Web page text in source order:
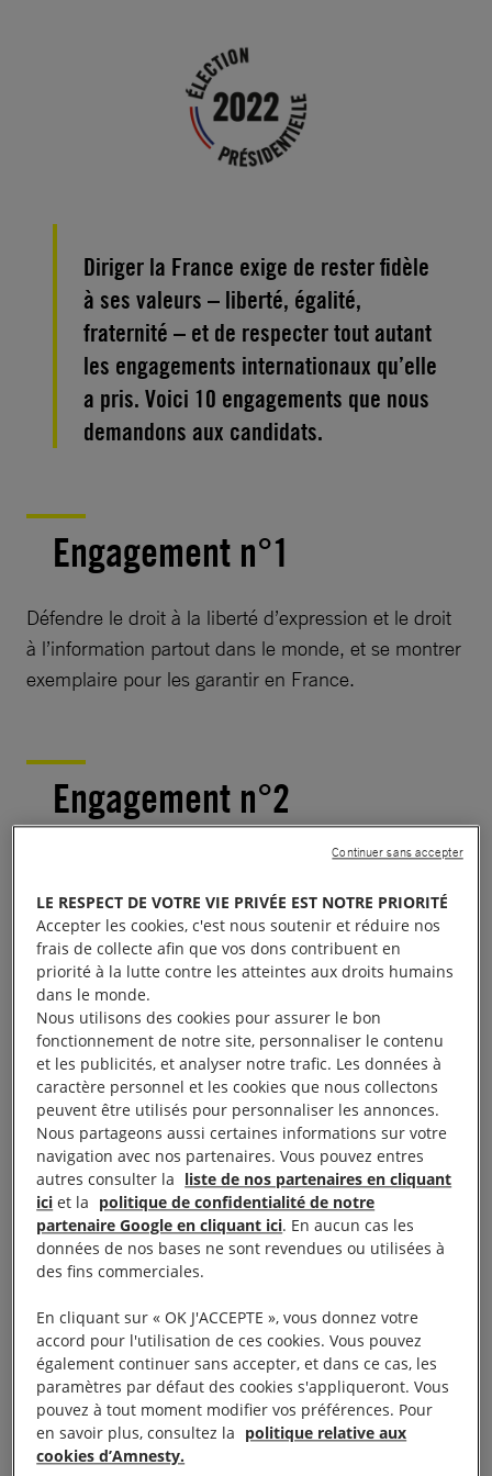
Diriger la France exige de rester fidèle
à ses valeurs – liberté, égalité,
fraternité – et de respecter tout autant
les engagements internationaux qu’elle
a pris. Voici 10 engagements que nous
demandons aux candidats.
Engagement n°1
Défendre le droit à la liberté d’expression et le droit
à l’information partout dans le monde, et se montrer
exemplaire pour les garantir en France.
Engagement n°2
Protéger le droit de manifester en engageant une
réforme structurelle du maintien de l’ordre pour aller
vers des stratégies de dialogue et de désescalade,
en commençant notamment par la suspension ou
l’interdiction des armes susceptibles de mutiler les
manifestants (LBD, grenades de désencerclement et
grenades assourdissantes).
Engagement n°3
Combattre la surveillance numérique illégale en
soutenant l’appel à un moratoire immédiat sur les
travers le monde jusqu’à ce qu’un cadre
réglementaire solide et respectueux des droits
humains soit mis en œuvre.
LE RESPECT DE VOTRE VIE PRIVÉE EST NOTRE PRIORITÉ
Accepter les cookies, c'est nous soutenir et réduire nos
frais de collecte afin que vos dons contribuent en
priorité à la lutte contre les atteintes aux droits humains
dans le monde.
Nous utilisons des cookies pour assurer le bon
fonctionnement de notre site, personnaliser le contenu
et les publicités, et analyser notre trafic. Les données à
caractère personnel et les cookies que nous collectons
peuvent être utilisés pour personnaliser les annonces.
Nous partageons aussi certaines informations sur votre
navigation avec nos partenaires. Vous pouvez entres
autres consulter la liste de nos partenaires en cliquant
ici et la politique de confidentialité de notre
partenaire Google en cliquant ici. En aucun cas les
données de nos bases ne sont revendues ou utilisées à
des fins commerciales.
En cliquant sur « OK J'ACCEPTE », vous donnez votre
accord pour l'utilisation de ces cookies. Vous pouvez
également continuer sans accepter, et dans ce cas, les
paramètres par défaut des cookies s'appliqueront. Vous
pouvez à tout moment modifier vos préférences. Pour
en savoir plus, consultez la politique relative aux
cookies d’Amnesty.
Continuer sans accepter